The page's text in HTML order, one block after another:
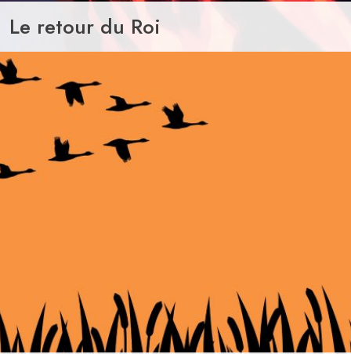
Le retour du Roi